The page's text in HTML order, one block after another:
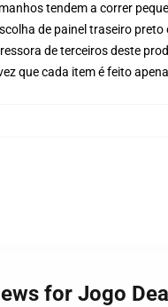
tendem a correr
de painel traseiro
de terceiros deste
que cada item é feito
for Jogo